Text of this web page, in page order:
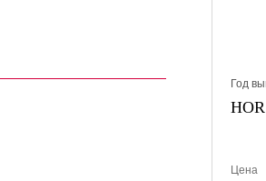
Год
Цена